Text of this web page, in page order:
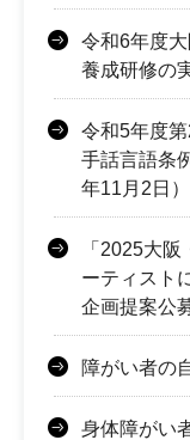
令和6年度
養成研修の
令和5年度
手話言語条
年11月2日）
「2025大
ーティスト
企画提案公
障がい者の
身体障がい